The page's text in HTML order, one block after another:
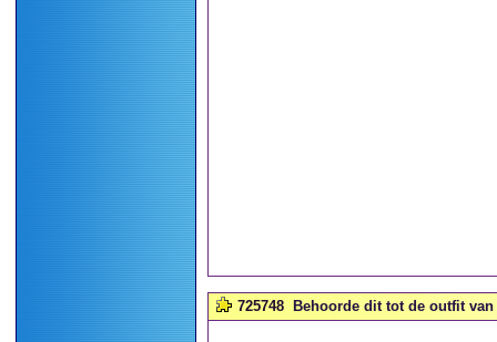
725748 Behoorde dit tot de outfit